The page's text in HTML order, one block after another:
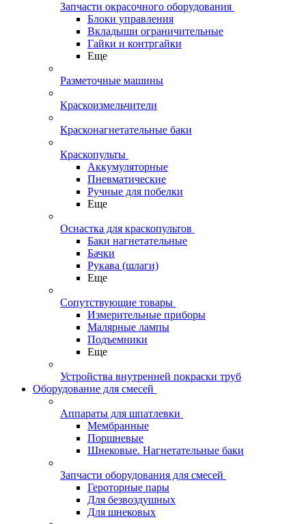
Запчасти окрасочного оборудования
Блоки управления
Вкладыши ограничительные
Гайки и контргайки
Еще
Разметочные машины
Краскоизмельчители
Красконагнетательные баки
Краскопульты
Аккумуляторные
Пневматические
Ручные для побелки
Еще
Оснастка для краскопультов
Баки нагнетательные
Бачки
Рукава (шлаги)
Еще
Сопутствующие товары
Измерительные приборы
Малярные лампы
Подъемники
Еще
Устройства внутренней покраски труб
Оборудование для смесей
Аппараты для шпатлевки
Мембранные
Поршневые
Шнековые. Нагнетательные баки
Запчасти оборудования для смесей
Героторные пары
Для безвоздушных
Для шнековых